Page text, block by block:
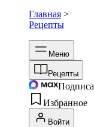
Главная >
Рецепты
Меню
Рецепты
Избранное
Войти